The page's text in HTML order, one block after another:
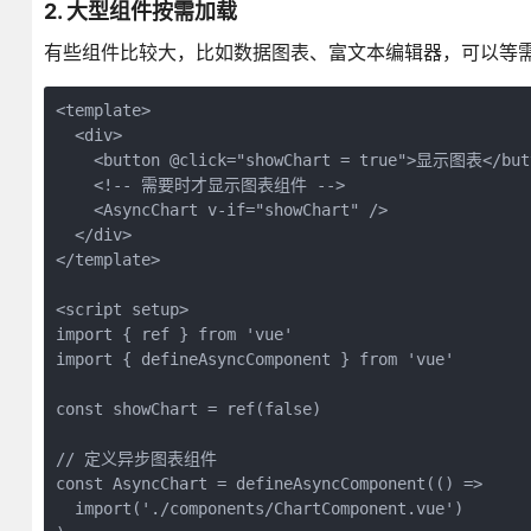
2. 大型组件按需加载
有些组件比较大，比如数据图表、富文本编辑器，可以等
<template>
  <div>
<button @click="showChart = true">显示图表</
    <!-- 需要时才显示图表组件 -->
    <AsyncChart v-if="showChart" />
  </div>
</template>
<script setup>
import { ref } from 'vue'
import { defineAsyncComponent } from 'vue'
const showChart = ref(false)
// 定义异步图表组件
const AsyncChart = defineAsyncComponent(() =>
  import('./components/ChartComponent.vue')